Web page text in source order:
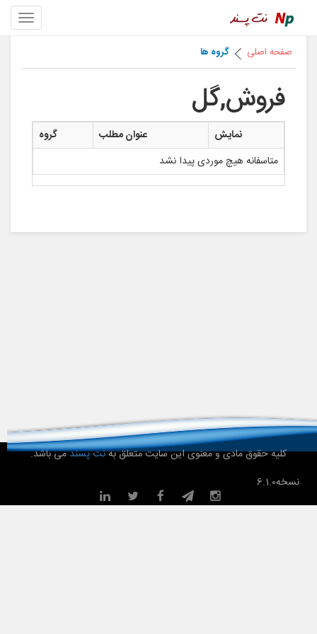
صفحه اصلی گروه ها
فروش,گل
نمایش عنوان مطلب
گروه
متاسفانه هیچ موردی پیدا نشد
کلیه حقوق مادی و معنوی این سایت متعلق بهنت پسندمی باشد.
نسخه6.1.0